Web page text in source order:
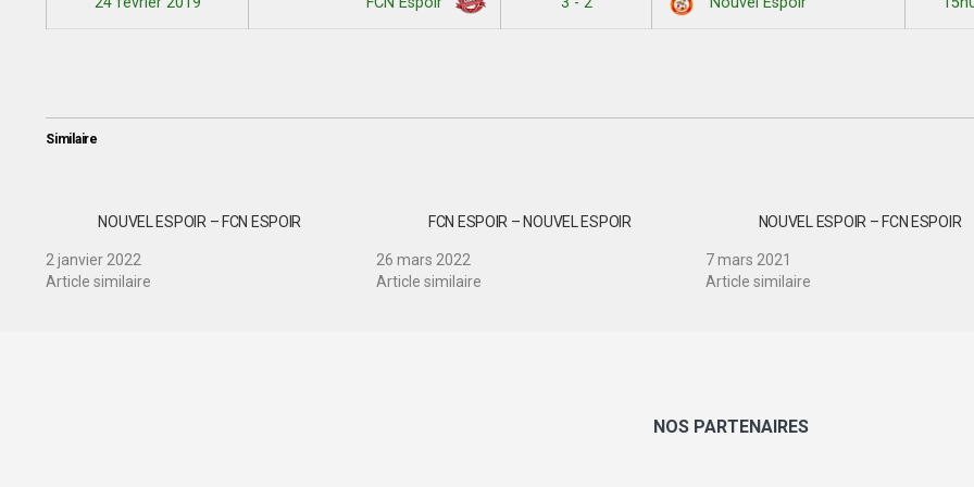
Similaire
NOUVEL ESPOIR – FCN ESPOIR
2 janvier 2022
Article similaire
FCN ESPOIR – NOUVEL ESPOIR
26 mars 2022
Article similaire
NOUVEL ESPOIR – FCN ESPOIR
7 mars 2021
Article similaire
NOS PARTENAIRES